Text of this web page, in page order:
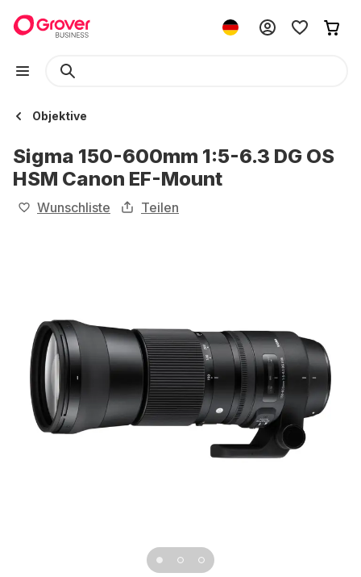
Objektive
Sigma 150-600mm 1:5-6.3 DG OS
HSM Canon EF-Mount
Wunschliste Teilen